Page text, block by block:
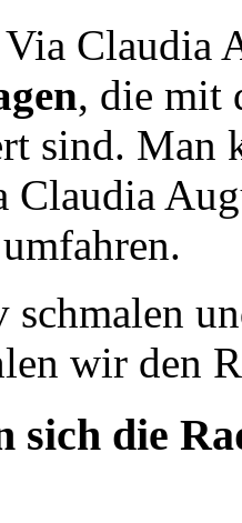
Claudia
, die mit
sind. Man
Claudia
wir den
sich die